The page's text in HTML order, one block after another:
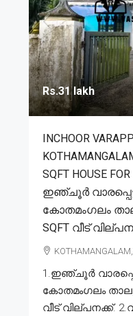
Rs.31 lakh
INCHOOR
SQFT HOUSE
ഇഞ്ചൂർ
കോതമംഗലം
SQFT വീട്
1.ഇഞ്ചൂർ
കോതമംഗലം
വീട് വില്പനക്ക്.